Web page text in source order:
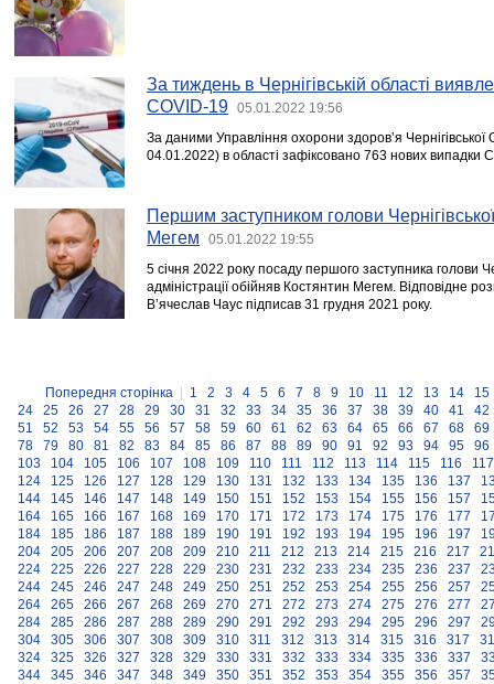
За тиждень в Чернігівській області
COVID-19
05.01.2022 19:56
За даними Управління охорони здоров’я
04.01.2022) в області зафіксовано 763 нових випадки
Першим заступником голови
Мегем
05.01.2022 19:55
5 січня 2022 року посаду першого заступника голови
адміністрації обійняв Костянтин Мегем. Відповідне
В’ячеслав Чаус підписав 31 грудня 2021 року.
Попередня сторінка 1 2 3 4 5 6 7 8 9 10 11 12 13 14
15
24
25 26 27 28 29 30 31 32 33 34 35 36 37 38 39 40 41
42
51
52 53 54 55 56 57 58 59 60 61 62 63 64 65 66 67 68
69
78
79 80 81 82 83 84 85 86 87 88 89 90 91 92 93 94 95
96
103
104 105 106 107 108 109 110 111 112 113 114 115 116
117
124
125 126 127 128 129 130 131 132 133 134 135 136 137
144
145 146 147 148 149 150 151 152 153 154 155 156 157
164
165 166 167 168 169 170 171 172 173 174 175 176 177
184
185 186 187 188 189 190 191 192 193 194 195 196 197
204
205 206 207 208 209 210 211 212 213 214 215 216 217
224
225 226 227 228 229 230 231 232 233 234 235 236 237
244
245 246 247 248 249 250 251 252 253 254 255 256 257
264
265 266 267 268 269 270 271 272 273 274 275 276 277
284
285 286 287 288 289 290 291 292 293 294 295 296 297
304
305 306 307 308 309 310 311 312 313 314 315 316 317
324
325 326 327 328 329 330 331 332 333 334 335 336 337
344
345 346 347 348 349 350 351 352 353 354 355 356 357